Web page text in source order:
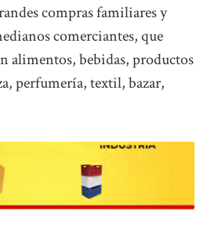
compras familiares y
comerciantes, que
alimentos, bebidas, productos
perfumería, textil, bazar,